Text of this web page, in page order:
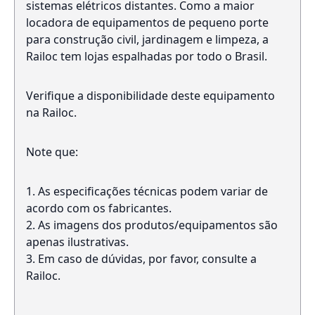
sistemas elétricos distantes. Como a maior
locadora de equipamentos de pequeno porte
para construção civil, jardinagem e limpeza, a
Railoc tem lojas espalhadas por todo o Brasil.
Verifique a disponibilidade deste equipamento
na Railoc.
Note que:
As especificações técnicas podem variar de
acordo com os fabricantes.
As imagens dos produtos/equipamentos são
apenas ilustrativas.
Em caso de dúvidas, por favor, consulte a
Railoc.